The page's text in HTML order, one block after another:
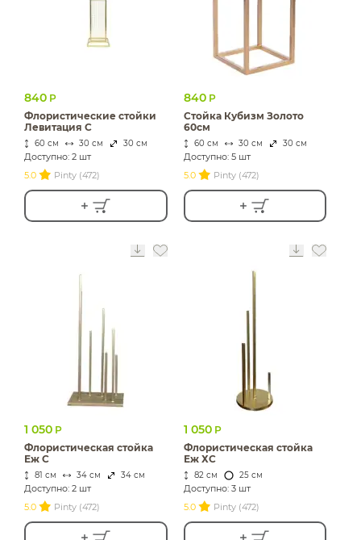
840 Р
Флористические стойки
Левитация С
60 см 30 см 30 см
Доступно: 2 шт
5.0
Pinty (472)
840 Р
Стойка Кубизм Золото
60см
60 см 30 см 30 см
Доступно: 5 шт
5.0
Pinty (472)
1 050 Р
Флористическая стойка
Еж С
81 см 34 см 34 см
Доступно: 2 шт
5.0
Pinty (472)
1 050 Р
Флористическая стойка
Еж ХС
82 см 25 см
Доступно: 3 шт
5.0
Pinty (472)